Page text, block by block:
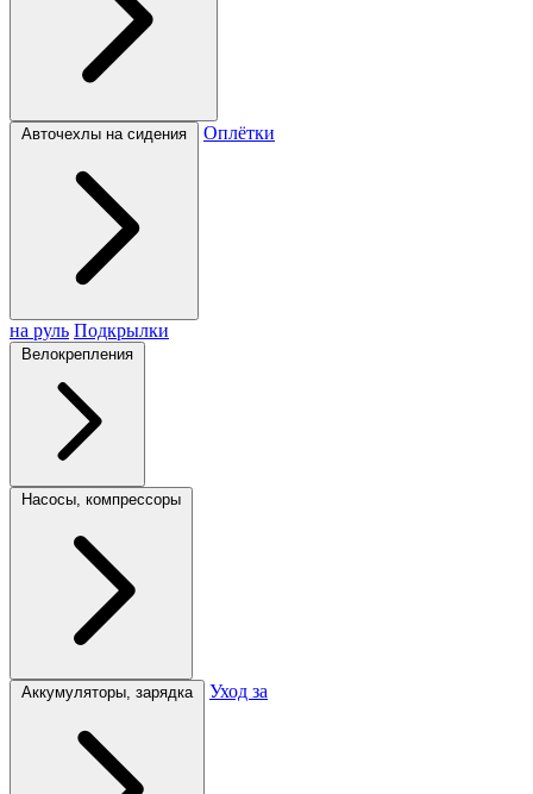
Авточехлы на сидения Оплётки
на руль Подкрылки
Велокрепления
Насосы, компрессоры
Аккумуляторы, зарядка Уход за